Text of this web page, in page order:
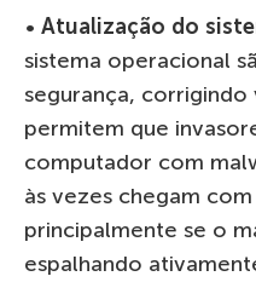
• Atualização do
sistema operacional
segurança, corrigindo
permitem que
computador com
às vezes chegam
principalmente se o
espalhando